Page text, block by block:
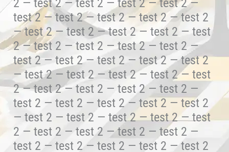
test 2 — test 2 — test 2 — test 2 — test 2
— test 2 — test 2 — test 2 — test 2 — test
2 — test 2 — test 2 — test 2 — test 2 —
test 2 — test 2 — test 2 — test 2 — test 2
— test 2 — test 2 — test 2 — test 2 — test
2 — test 2 — test 2 — test 2 — test 2 —
test 2 — test 2 — test 2 — test 2 — test 2
— test 2 — test 2 — test 2 — test 2 — test
2 — test 2 — test 2 — test 2 — test 2 —
test 2 — test 2 — test 2 — test 2 — test 2